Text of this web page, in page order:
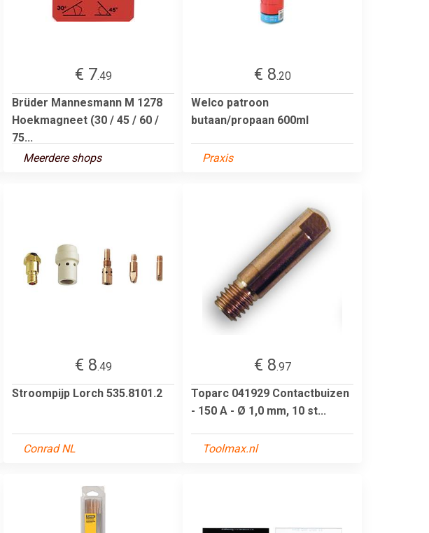
€ 7.49
Brüder Mannesmann M 1278
Hoekmagneet (30 / 45 / 60 /
75...
Meerdere shops
€ 8.20
Welco patroon
butaan/propaan 600ml
Praxis
€ 8.49
Stroompijp Lorch 535.8101.2
Conrad NL
€ 8.97
Toparc 041929 Contactbuizen
- 150 A - Ø 1,0 mm, 10 st...
Toolmax.nl